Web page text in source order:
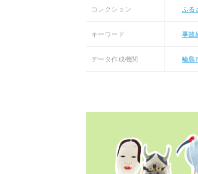
コレクション ふる
キーワード 事故
データ作成機関 輪島